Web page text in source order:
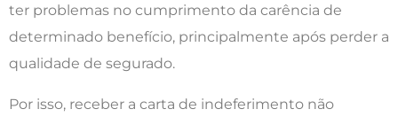
ter problemas no cumprimento da carência de
determinado benefício, principalmente após perder a
qualidade de segurado.
Por isso, receber a carta de indeferimento não